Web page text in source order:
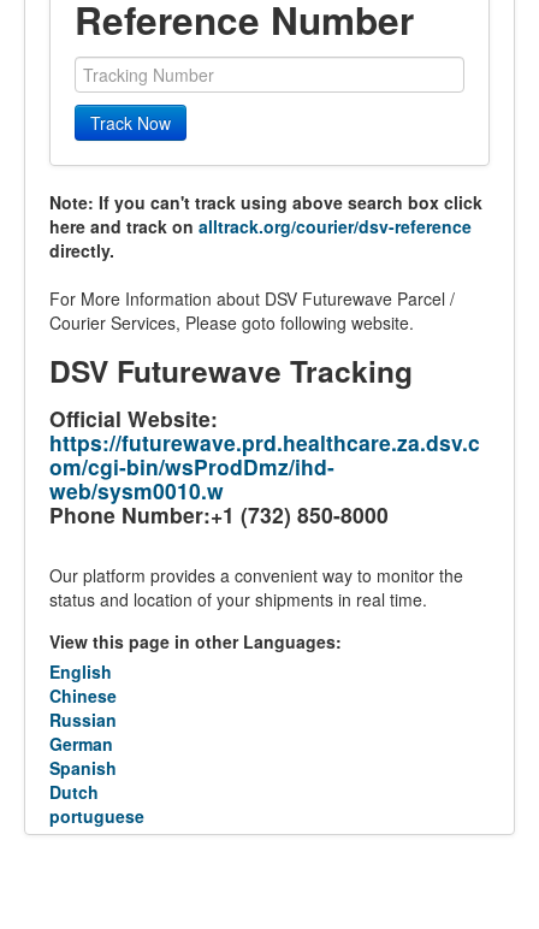
Reference Number
Track Now
Note: If you can't track using above search box click
here and track on alltrack.org/courier/dsv-reference
directly.
For More Information about DSV Futurewave Parcel /
Courier Services, Please goto following website.
DSV Futurewave Tracking
Official Website:
https://futurewave.prd.healthcare.za.dsv.c
om/cgi-bin/wsProdDmz/ihd-
web/sysm0010.w
Phone Number:+1 (732) 850-8000
Our platform provides a convenient way to monitor the
status and location of your shipments in real time.
View this page in other Languages:
English
Chinese
Russian
German
Spanish
Dutch
portuguese